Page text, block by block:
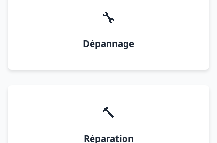
🔧
Dépannage
🔨
Réparation